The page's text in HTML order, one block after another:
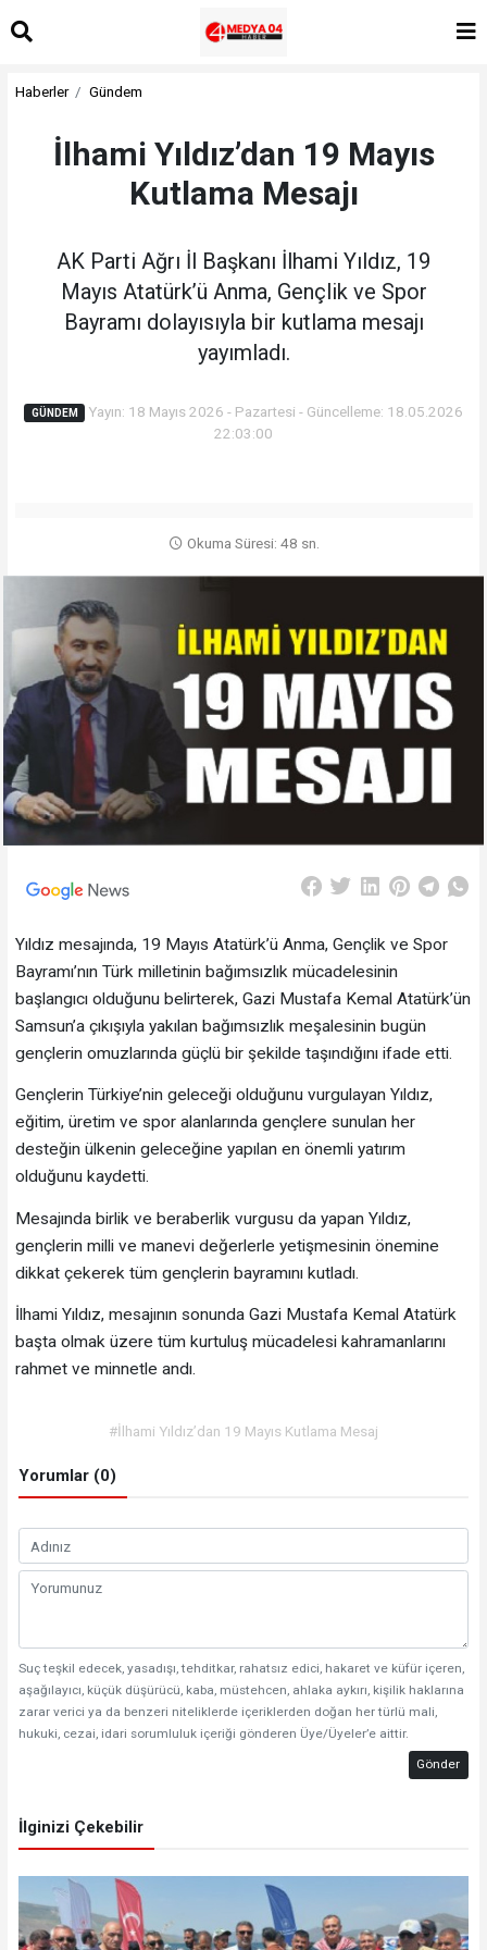
Haberler Gündem
İlhami Yıldız’dan 19 Mayıs
Kutlama Mesajı
AK Parti Ağrı İl Başkanı İlhami Yıldız, 19
Mayıs Atatürk’ü Anma, Gençlik ve Spor
Bayramı dolayısıyla bir kutlama mesajı
yayımladı.
GÜNDEM
Yayın: 18 Mayıs 2026 - Pazartesi - Güncelleme: 18.05.2026
22:03:00
Okuma Süresi: 48 sn.
Yıldız mesajında, 19 Mayıs Atatürk’ü Anma, Gençlik ve Spor
Bayramı’nın Türk milletinin bağımsızlık mücadelesinin
başlangıcı olduğunu belirterek, Gazi Mustafa Kemal Atatürk’ün
Samsun’a çıkışıyla yakılan bağımsızlık meşalesinin bugün
gençlerin omuzlarında güçlü bir şekilde taşındığını ifade etti.
Gençlerin Türkiye’nin geleceği olduğunu vurgulayan Yıldız,
eğitim, üretim ve spor alanlarında gençlere sunulan her
desteğin ülkenin geleceğine yapılan en önemli yatırım
olduğunu kaydetti.
Mesajında birlik ve beraberlik vurgusu da yapan Yıldız,
gençlerin milli ve manevi değerlerle yetişmesinin önemine
dikkat çekerek tüm gençlerin bayramını kutladı.
İlhami Yıldız, mesajının sonunda Gazi Mustafa Kemal Atatürk
başta olmak üzere tüm kurtuluş mücadelesi kahramanlarını
rahmet ve minnetle andı.
#İlhami Yıldız’dan 19 Mayıs Kutlama Mesaj
Yorumlar (0)
Suç teşkil edecek, yasadışı, tehditkar, rahatsız edici, hakaret ve küfür içeren,
aşağılayıcı, küçük düşürücü, kaba, müstehcen, ahlaka aykırı, kişilik haklarına
zarar verici ya da benzeri niteliklerde içeriklerden doğan her türlü mali,
hukuki, cezai, idari sorumluluk içeriği gönderen Üye/Üyeler’e aittir.
Gönder
İlginizi Çekebilir